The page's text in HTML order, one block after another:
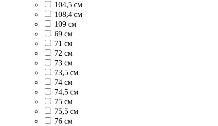
104,5 см
108,4 см
109 см
69 см
71 см
72 см
73 см
73,5 см
74 см
74,5 см
75 см
75,5 см
76 см